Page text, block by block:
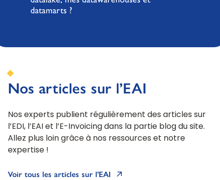
datamarts ?
Nos articles sur l’EAI
Nos experts publient régulièrement des articles sur
l’EDI, l’EAI et l’E-Invoicing dans la partie blog du site.
Allez plus loin grâce à nos ressources et notre
expertise !
Voir tous les articles sur l'EAI